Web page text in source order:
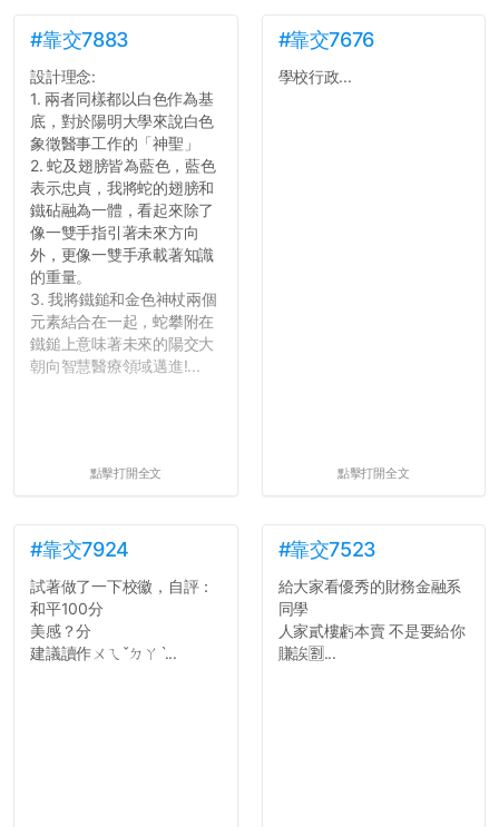
#靠交7883
設計理念:
1. 兩者同樣都以白色作為基
底，對於陽明大學來說白色
象徵醫事工作的「神聖」
2. 蛇及翅膀皆為藍色，藍色
表示忠貞，我將蛇的翅膀和
鐵砧融為一體，看起來除了
像一雙手指引著未來方向
外，更像一雙手承載著知識
的重量。
3. 我將鐵鎚和金色神杖兩個
元素結合在一起，蛇攀附在
鐵鎚上意味著未來的陽交大
朝向智慧醫療領域邁進!...
點擊打開全文
#靠交7676
學校行政...
點擊打開全文
#靠交7924
試著做了一下校徽，自評：
和平100分
美感？分
建議讀作ㄨㄟˇㄉㄚˋ...
#靠交7523
給大家看優秀的財務金融系
同學
人家貳樓虧本賣 不是要給你
賺誒🈹...